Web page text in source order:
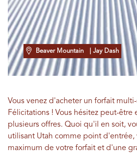
Beaver Mountain | Jay Dash
Vous venez d'acheter un forfait
Félicitations ! Vous hésitez peut-être
plusieurs offres. Quoi qu'il en soit,
utilisant Utah comme point d'entrée,
maximum de votre forfait et d'une